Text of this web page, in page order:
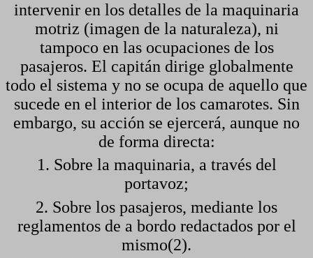
intervenir en los detalles de la maquinaria
motriz (imagen de la naturaleza), ni
tampoco en las ocupaciones de los
pasajeros. El capitán dirige globalmente
todo el sistema y no se ocupa de aquello que
sucede en el interior de los camarotes. Sin
embargo, su acción se ejercerá, aunque no
de forma directa:
1. Sobre la maquinaria, a través del
portavoz;
2. Sobre los pasajeros, mediante los
reglamentos de a bordo redactados por el
mismo(2).